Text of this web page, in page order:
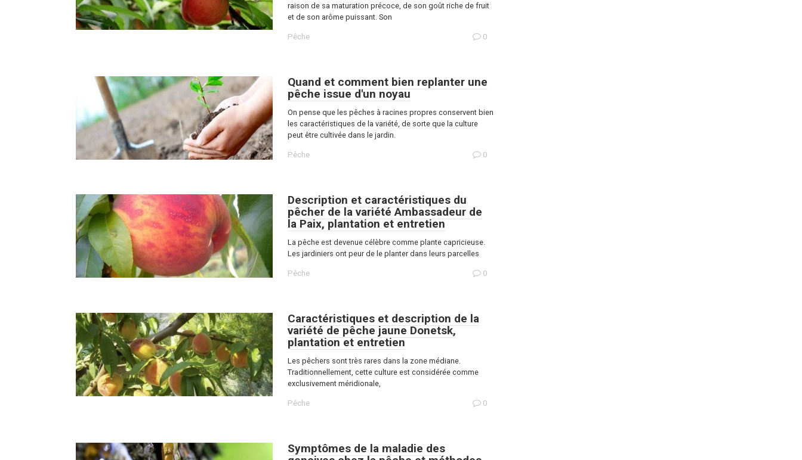
raison de sa maturation précoce, de son goût riche de fruit
et de son arôme puissant. Son
Pêche 0
Quand et comment bien replanter une
pêche issue d'un noyau
On pense que les pêches à racines propres conservent bien
les caractéristiques de la variété, de sorte que la culture
peut être cultivée dans le jardin.
Pêche 0
Description et caractéristiques du
pêcher de la variété Ambassadeur de
la Paix, plantation et entretien
La pêche est devenue célèbre comme plante capricieuse.
Les jardiniers ont peur de le planter dans leurs parcelles
Pêche 0
Caractéristiques et description de la
variété de pêche jaune Donetsk,
plantation et entretien
Les pêchers sont très rares dans la zone médiane.
Traditionnellement, cette culture est considérée comme
exclusivement méridionale,
Pêche 0
Symptômes de la maladie des